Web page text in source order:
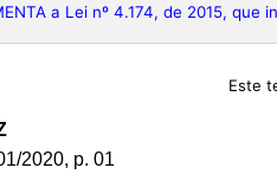
a Lei nº 4.174, de 2015,
Este
2020, p. 01